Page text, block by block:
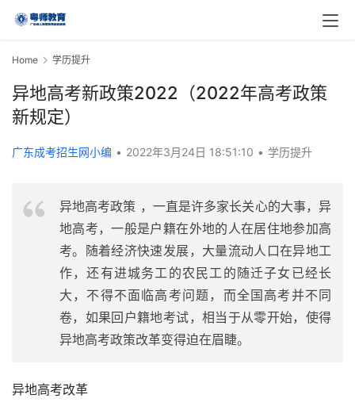
Home 学历提升
异地高考新政策2022（2022年高考政策
新规定）
广东成考招生网小编 • 2022年3月24日 18:51:10 • 学历提升
异地高考政策 ，一直是许多家长关心的大事，异
地高考，一般是户籍在外地的人在居住地参加高
考。随着经济快速发展，大量流动人口在异地工
作，还有进城务工的农民工的随迁子女已经长
大，不得不面临高考问题，而全国高考并不同
卷，如果回户籍地考试，相当于从零开始，使得
异地高考政策改革变得迫在眉睫。
异地高考改革